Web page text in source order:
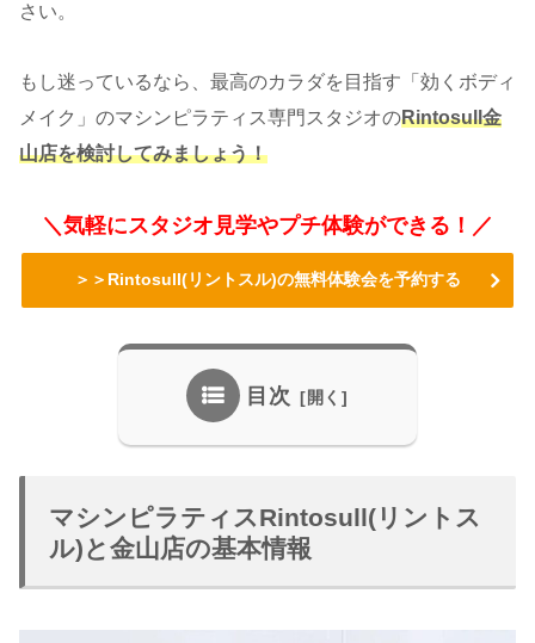
さい。
もし迷っているなら、最高のカラダを目指す「効くボディ
メイク」のマシンピラティス専門スタジオのRintosull金
山店を検討してみましょう！
＼気軽にスタジオ見学やプチ体験ができる！／
＞＞Rintosull(リントスル)の無料体験会を予約する
目次
マシンピラティスRintosull(リントス
ル)と金山店の基本情報